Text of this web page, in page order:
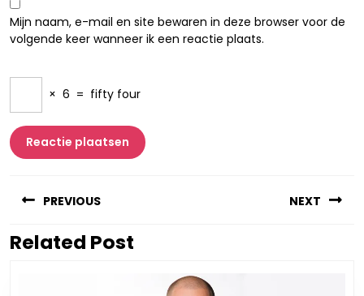
Mijn naam, e-mail en site bewaren in deze browser voor de
volgende keer wanneer ik een reactie plaats.
× 6 = fifty four
PREVIOUS
Vorig
NEXT
Related Post